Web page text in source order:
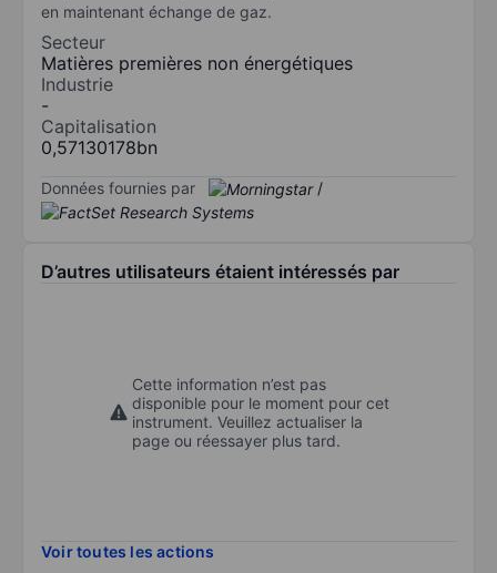
en maintenant échange de gaz.
Secteur
Matières premières non énergétiques
Industrie
-
Capitalisation
0,57130178bn
Données fournies par /
D’autres utilisateurs étaient intéressés par
Cette information n’est pas
disponible pour le moment pour cet
instrument. Veuillez actualiser la
page ou réessayer plus tard.
Voir toutes les actions